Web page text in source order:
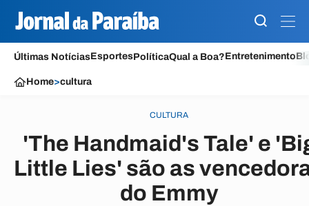
Últimas NotíciasEsportesPolíticaQual a Boa?Entretenimento
Home>cultura
CULTURA
'The Handmaid's Tale' e
Little Lies' são as
do Emmy